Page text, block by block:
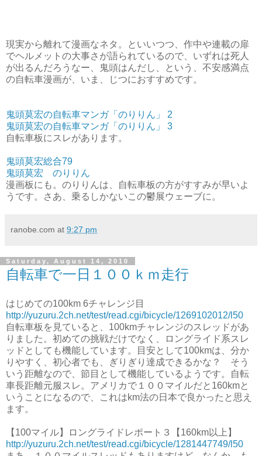
現実から離れて漫画なネタ。といいつつ、作中や連載の扉
でヘルメットの大事さが語られているので、いずれは死人
が出るんだろうなー、鬼頭はんだし、という、不安感満点
の自転車漫画が、いま、じつにおすすめです。
鬼頭莫宏の自転車マンガ「のりりん」 2
鬼頭莫宏の自転車マンガ「のりりん」 3
自転車板にスレがあります。
鬼頭莫宏総合79
鬼頭莫宏 のりりん
漫画板にも。のりりんは、自転車板の方がすすみが早いよ
うです。さあ、乗るしかないこの鬱展ウェーブに。
ranobe.com at 9:27 pm
Saturday, August 14, 2010
自転車で一日１００ｋｍ走行
はじめての100km 6チャレンジ目
http://yuzuru.2ch.net/test/read.cgi/bicycle/1269102012/l50
自転車板を見ていると、100kmチャレンジのスレッドがあ
りました。初めての挑戦だけでなく、ロングライド系スレ
ッドとしても機能しています。目安として100kmは、分か
りやすく、初心者でも、ぎりぎり達成できるかな？ そう
いう距離なので、節目として機能しているようです。自転
車長距離元服スレ。アメリカで１００マイルだと160kmと
いうことになるので、これはkm法の日本で良かったと思え
ます。
【100マイル】ロングライドレポート３【160km以上】
http://yuzuru.2ch.net/test/read.cgi/bicycle/1281447749/l50